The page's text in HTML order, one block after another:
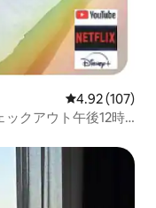
レビュー107
4.92 (107)
クアウト午後12時